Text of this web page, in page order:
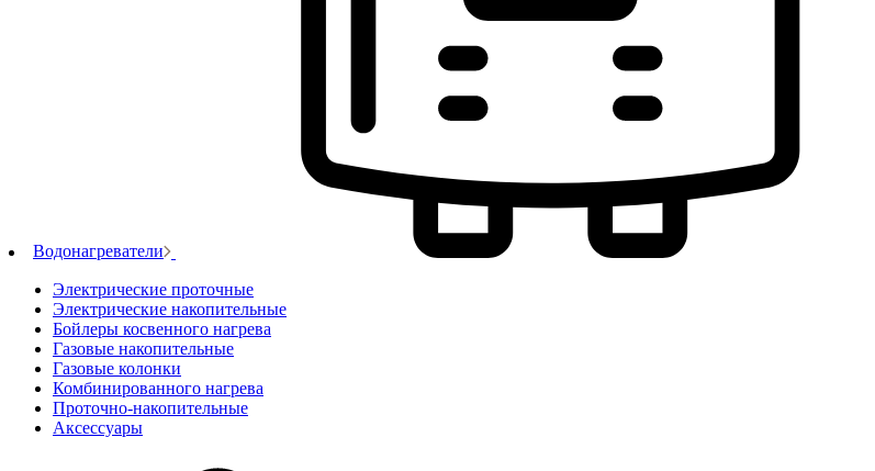
Водонагреватели
Электрические проточные
Электрические накопительные
Бойлеры косвенного нагрева
Газовые накопительные
Газовые колонки
Комбинированного нагрева
Проточно-накопительные
Аксессуары